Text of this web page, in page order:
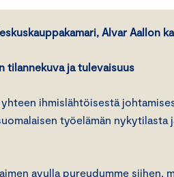
Alvar Aallon
tilannekuva ja tulevaisuus
yhteen ihmislähtöisestä
työelämän nykytilasta
avulla pureudumme siihen,